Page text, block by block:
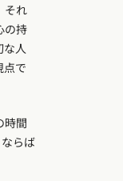
それ
の持
な人
点で
時間
らば